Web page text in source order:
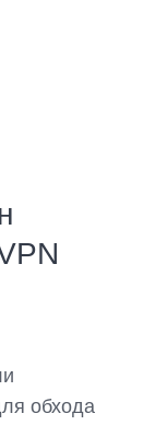
обхода